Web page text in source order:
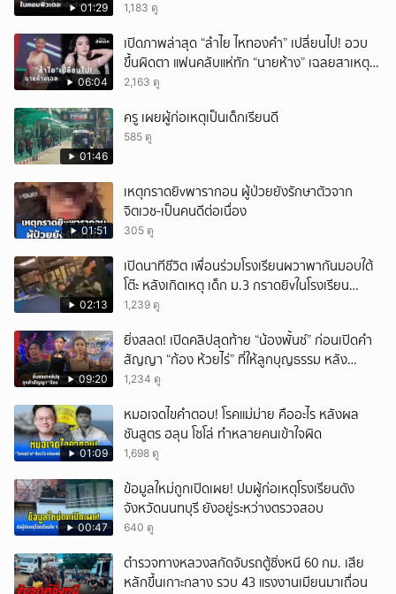
01:29 1,183 ดู
06:04
เปิดภาพล่าสุด “ลำไย ไหทองคำ” เปลี่ยนไป! อวบ
ขึ้นผิดตา แฟนคลับแห่ทัก “นายห้าง” เฉลยสาเหตุ
ชัด!
2,163 ดู
01:46
ครู เผยผู้ก่อเหตุเป็นเด็กเรียนดี
585 ดู
01:51
เหตุกราดยิvพารากอน ผู้ป่วยยังรักษาตัวจาก
จิตเวช-เป็นคนดีต่อเนื่อง
305 ดู
02:13
เปิดนาทีชีวิต เพื่อนร่วมโรงเรียนผวาพากันมอบใต้
โต๊ะ หลังเกิดเหตุ เด็ก ม.3 กราดยิvในโรงเรียน
เทพศิรินทร์นนท์ แบบไม่เลือกหน้า เสียงปืนดังสนั่น
1,239 ดู
09:20
ยิ่งสลด! เปิดคลิปสุดท้าย “น้องพั้นช์” ก่อนเปิดคำ
สัญญา “ก้อง ห้วยไร่” ที่ให้ลูกบุญธรรม หลัง
ลาโลก!
1,234 ดู
01:09
หมอเจดไขคำตอบ! โรคแม่ม่าย คืออะไร หลังผล
ชันสูตร ฮลุน โซโล่ ทำหลายคนเข้าใจผิด
1,698 ดู
00:47
ข้อมูลใหม่ถูกเปิดเผย! ปมผู้ก่อเหตุโรงเรียนดัง
จังหวัดนนทบุรี ยังอยู่ระหว่างตรวจสอบ
640 ดู
ตำรวจทางหลวงสกัดจับรถตู้ซิ่งหนี 60 กม. เสีย
หลักขึ้นเกาะกลาง รวบ 43 แรงงานเมียนมาเถื่อน